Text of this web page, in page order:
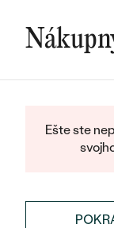
BLOG
ŠPERKYPÁNSKE
Ešte ste